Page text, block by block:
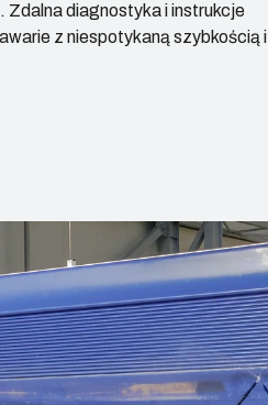
Zdalna diagnostyka i instrukcje
z niespotykaną szybkością i